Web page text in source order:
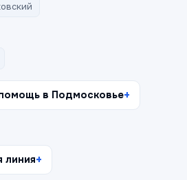
в Подмосковье
линия